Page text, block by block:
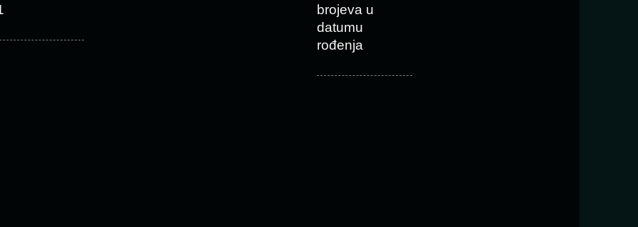
brojeva u
datumu
rođenja